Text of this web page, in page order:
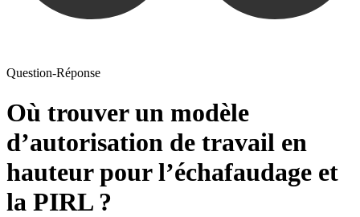
Question-Réponse
Où trouver un modèle
d’autorisation de travail en
hauteur pour l’échafaudage et
la PIRL ?